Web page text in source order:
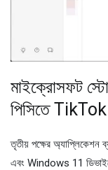
মাইক্রোসফট
পিসিতে
তৃতীয় পক্ষের অ্যাপ্লিকেশন
এবং Windows 11